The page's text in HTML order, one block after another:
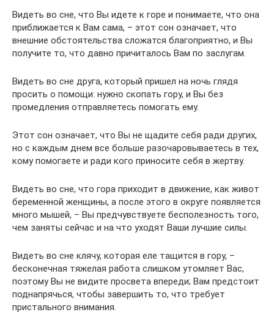
Видеть во сне, что Вы идете к горе и понимаете, что она
приближается к Вам сама, – этот сон означает, что
внешние обстоятельства сложатся благоприятно, и Вы
получите то, что давно причиталось Вам по заслугам.
Видеть во сне друга, который пришел на ночь глядя
просить о помощи: нужно скопать гору, и Вы без
промедления отправляетесь помогать ему.
Этот сон означает, что Вы не щадите себя ради других,
но с каждым днем все больше разочаровываетесь в тех,
кому помогаете и ради кого приносите себя в жертву.
Видеть во сне, что гора приходит в движение, как живот
беременной женщины, а после этого в округе появляется
много мышей, – Вы предчувствуете бесполезность того,
чем заняты сейчас и на что уходят Ваши лучшие силы.
Видеть во сне клячу, которая еле тащится в гору, –
бесконечная тяжелая работа слишком утомляет Вас,
поэтому Вы не видите просвета впереди; Вам предстоит
поднапрячься, чтобы завершить то, что требует
пристального внимания.